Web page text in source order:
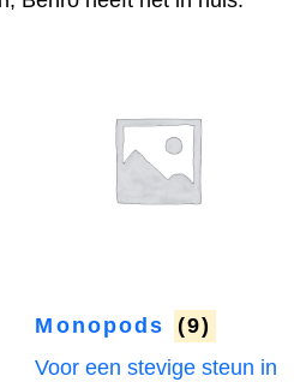
Monopods
(9)
Voor een stevige steun in